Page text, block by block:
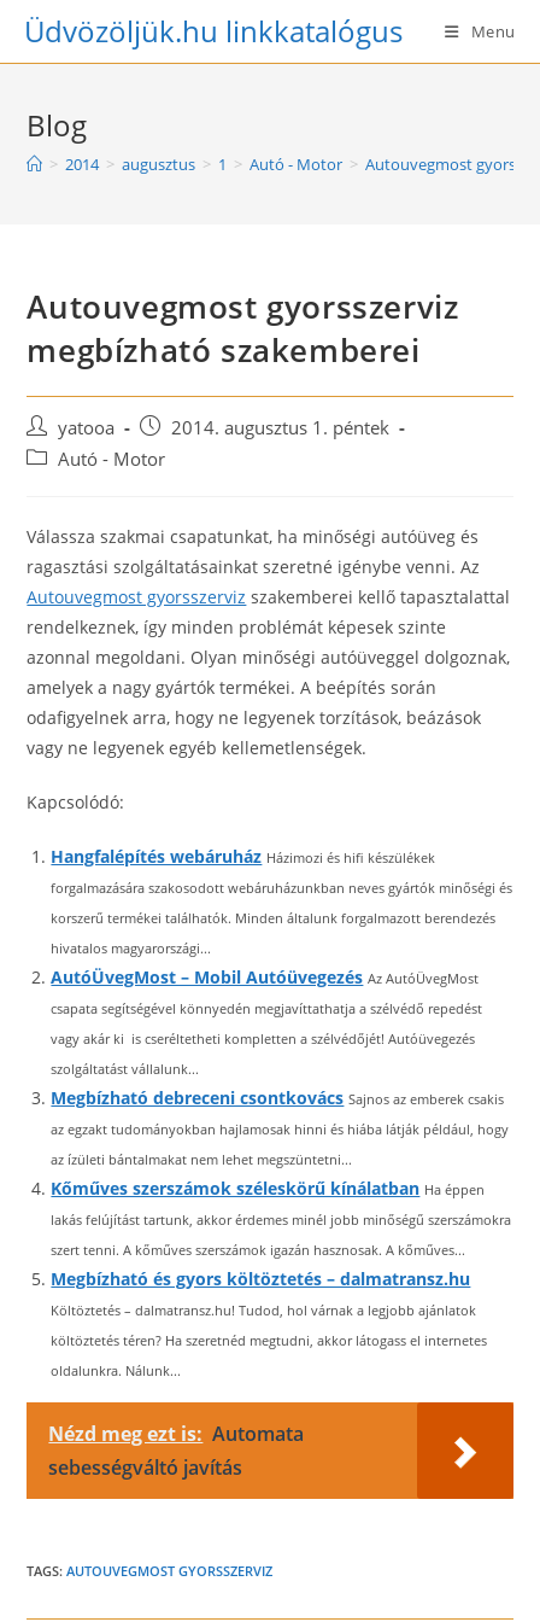
SkipÜdvözöljük.hu linkkatalógus Menu
Blog
> 2014 > augusztus > 1 > Autó - Motor > Autouvegmost
Autouvegmost gyorsszerviz
megbízható szakemberei
Post
author:
yatooa
Post
published:
2014. augusztus 1. péntek
PostAutó - Motor
Válassza szakmai csapatunkat, ha minőségi autóüveg és
ragasztási szolgáltatásainkat szeretné igénybe venni. Az
Autouvegmost gyorsszerviz szakemberei kellő tapasztalattal
rendelkeznek, így minden problémát képesek szinte
azonnal megoldani. Olyan minőségi autóüveggel dolgoznak,
amelyek a nagy gyártók termékei. A beépítés során
odafigyelnek arra, hogy ne legyenek torzítások, beázások
vagy ne legyenek egyéb kellemetlenségek.
Kapcsolódó:
Hangfalépítés webáruház Házimozi és hifi készülékek
forgalmazására szakosodott webáruházunkban neves gyártók minőségi és
korszerű termékei találhatók. Minden általunk forgalmazott berendezés
hivatalos magyarországi...
AutóÜvegMost – Mobil Autóüvegezés Az AutóÜvegMost
csapata segítségével könnyedén megjavíttathatja a szélvédő repedést
vagy akár ki is cseréltetheti kompletten a szélvédőjét! Autóüvegezés
szolgáltatást vállalunk...
Megbízható debreceni csontkovács Sajnos az emberek csakis
az egzakt tudományokban hajlamosak hinni és hiába látják például, hogy
az ízületi bántalmakat nem lehet megszüntetni...
Kőműves szerszámok széleskörű kínálatban Ha éppen
lakás felújítást tartunk, akkor érdemes minél jobb minőségű szerszámokra
szert tenni. A kőműves szerszámok igazán hasznosak. A kőműves...
Megbízható és gyors költöztetés – dalmatransz.hu
Költöztetés – dalmatransz.hu! Tudod, hol várnak a legjobb ajánlatok
költöztetés téren? Ha szeretnéd megtudni, akkor látogass el internetes
oldalunkra. Nálunk...
Nézd meg ezt is: Automata
sebességváltó javítás
TAGS:AUTOUVEGMOST GYORSSZERVIZ